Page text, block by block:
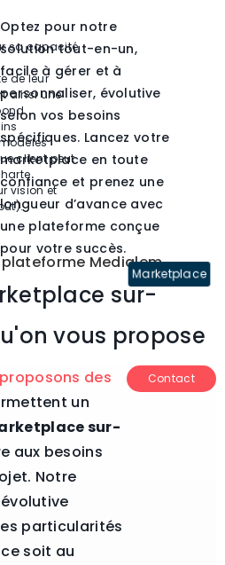
sa capacité
de leur
ainsi une
client peut
vision et
Optez pour notre
solution tout-en-un,
facile à gérer et à
personnaliser, évolutive
selon vos besoins
spécifiques. Lancez votre
marketplace en toute
confiance et prenez une
longueur d’avance avec
une plateforme conçue
pour votre succès.​
Marketplace
sur-
vous propose
des
un
sur-
aux besoins
Notre
particularités
soit au
Contact